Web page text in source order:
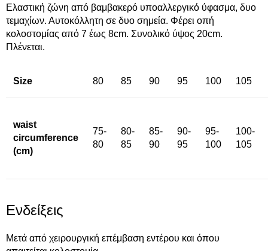
Ελαστική ζώνη από βαμβακερό υποαλλεργικό ύφασμα, δυο
τεμαχίων. Αυτοκόλλητη σε δυο σημεία. Φέρει οπή
κολοστομίας από 7 έως 8cm. Συνολικό ύψος 20cm.
Πλένεται.
Size 80 85 90 95 100 105
waist
circumference
(cm)
75-
80
80-
85
85-
90
90-
95
95-
100
100-
105
Ενδείξεις
Μετά από χειρουργική επέμβαση εντέρου και όπου